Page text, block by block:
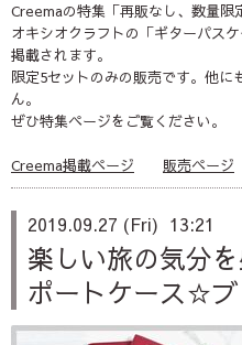
Creemaの特集「再販なし、数量限
オキシオクラフトの「ギターパス
掲載されます。
限定5セットのみの販売です。他に
ん。
ぜひ特集ページをご覧ください。
Creema掲載ページ 販売ページ
2019.09.27 (Fri) 13:21
楽しい旅の気分
ポートケース☆